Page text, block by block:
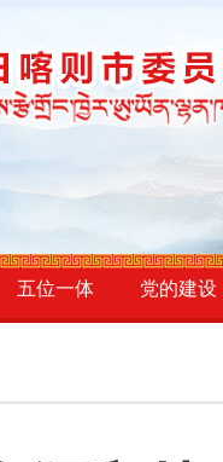
五位一体 党的建设